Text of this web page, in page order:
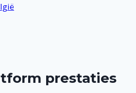
prestaties